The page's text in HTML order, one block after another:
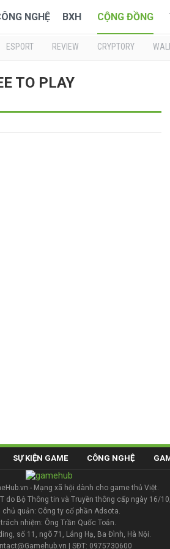
NGHỆ BXH CỘNG ĐỒNG
ESPORT REVIEW CRYPTORY
TO PLAY
SỰ KIỆN GAME CÔNG NGHỆ
- Mạng xã hội dành cho game thủ Việt.
do Bộ Thông tin và Truyền thông cấp ngày 16/
chủ quản: Công ty cổ phần Adsota.
nhiệm: Ông Trần Quốc Toản.
số 11, ngõ 71, Láng Hạ, Ba Đình, Hà Nội.
| SĐT: 0975730600